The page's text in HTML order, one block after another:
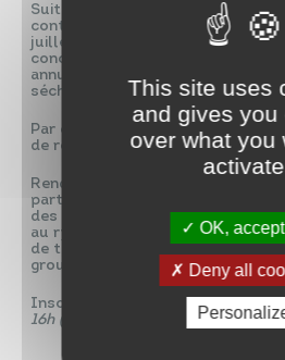
Suite à l’arrêté préfectoral, le
contraint d’’annuler l’ensemble
juillet (VTT, pédestres, trail et
concours de pêche. Le feu
annulé en raison des fortes
sécheresse des sols.
Par conséquent, il n’y aura pas
de restauration le midi.
Rendez-vous dès le mardi soir,
partager un beau moment de
des formules apéro, suivrele
au rythme d’un
concert,
de terminer la soirée surla piste
groupe Titane, au bord de l’eau.
Inscriptions sur Hello Asso
–
16h (le retrait des tickets se fera le
This site uses
and gives you
over what you
activate
OK, accept
Deny all